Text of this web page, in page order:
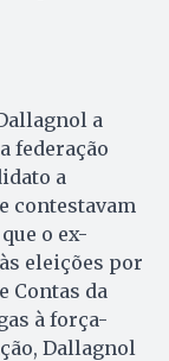
a
federação
a
contestavam
o ex-
eleições por
Contas da
à força-
Dallagnol